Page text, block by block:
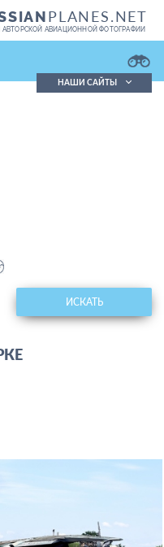
PLANES.NET
АВТОРСКОЙ АВИАЦИОННОЙ ФОТОГРАФИИ
НАШИ САЙТЫ
ИСКАТЬ